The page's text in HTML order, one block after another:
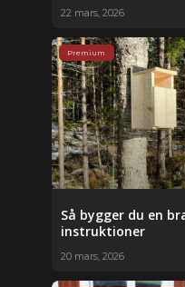
22 mars, 2026
Premium
Så bygger du en
instruktioner
20 mars, 2026